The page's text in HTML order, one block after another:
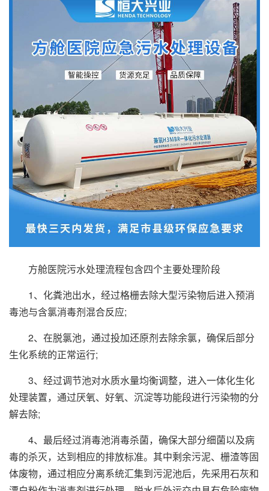
方舱医院污水处理流程包含四个主要处理阶段
1、化粪池出水，经过格栅去除大型污染物后进入预消
毒池与含氯消毒剂混合反应;
2、在脱氯池，通过投加还原剂去除余氯，确保后部分
生化系统的正常运行;
3、经过调节池对水质水量均衡调整，进入一体化生化
处理装置，通过厌氧、好氧、沉淀等功能段进行污染物的分
解去除;
4、最后经过消毒池消毒杀菌，确保大部分细菌以及病
毒的杀灭，达到相应的排放标准。其中剩余污泥、栅渣等固
体废物，通过相应分离系统汇集到污泥池后，先采用石灰和